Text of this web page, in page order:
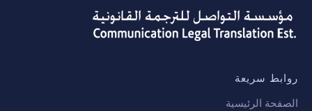
روابط سريعة
الصفحة الرئيسية